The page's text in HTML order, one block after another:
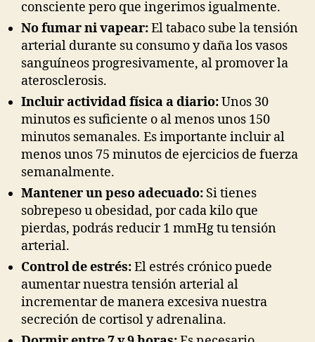
consciente pero que ingerimos igualmente.
No fumar ni vapear:El tabaco sube la tensión
arterial durante su consumo y daña los vasos
sanguíneos progresivamente, al promover la
aterosclerosis.
Incluir actividad física a diario:Unos 30
minutos es suficiente o al menos unos 150
minutos semanales. Es importante incluir al
menos unos 75 minutos de ejercicios de fuerza
semanalmente.
Mantener un peso adecuado: Si tienes
sobrepeso u obesidad, por cada kilo que
pierdas, podrás reducir 1 mmHg tu tensión
arterial.
Control de estrés:El estrés crónico puede
aumentar nuestra tensión arterial al
incrementar de manera excesiva nuestra
secreción de cortisol y adrenalina.